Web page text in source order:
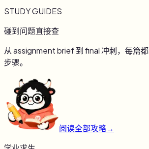
STUDY GUIDES
碰到问题直接查
从 assignment brief 到 final 冲刺，每篇
步骤。
阅读全部攻略→